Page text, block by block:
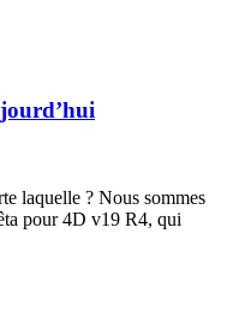
laquelle ? Nous sommes
pour 4D v19 R4, qui